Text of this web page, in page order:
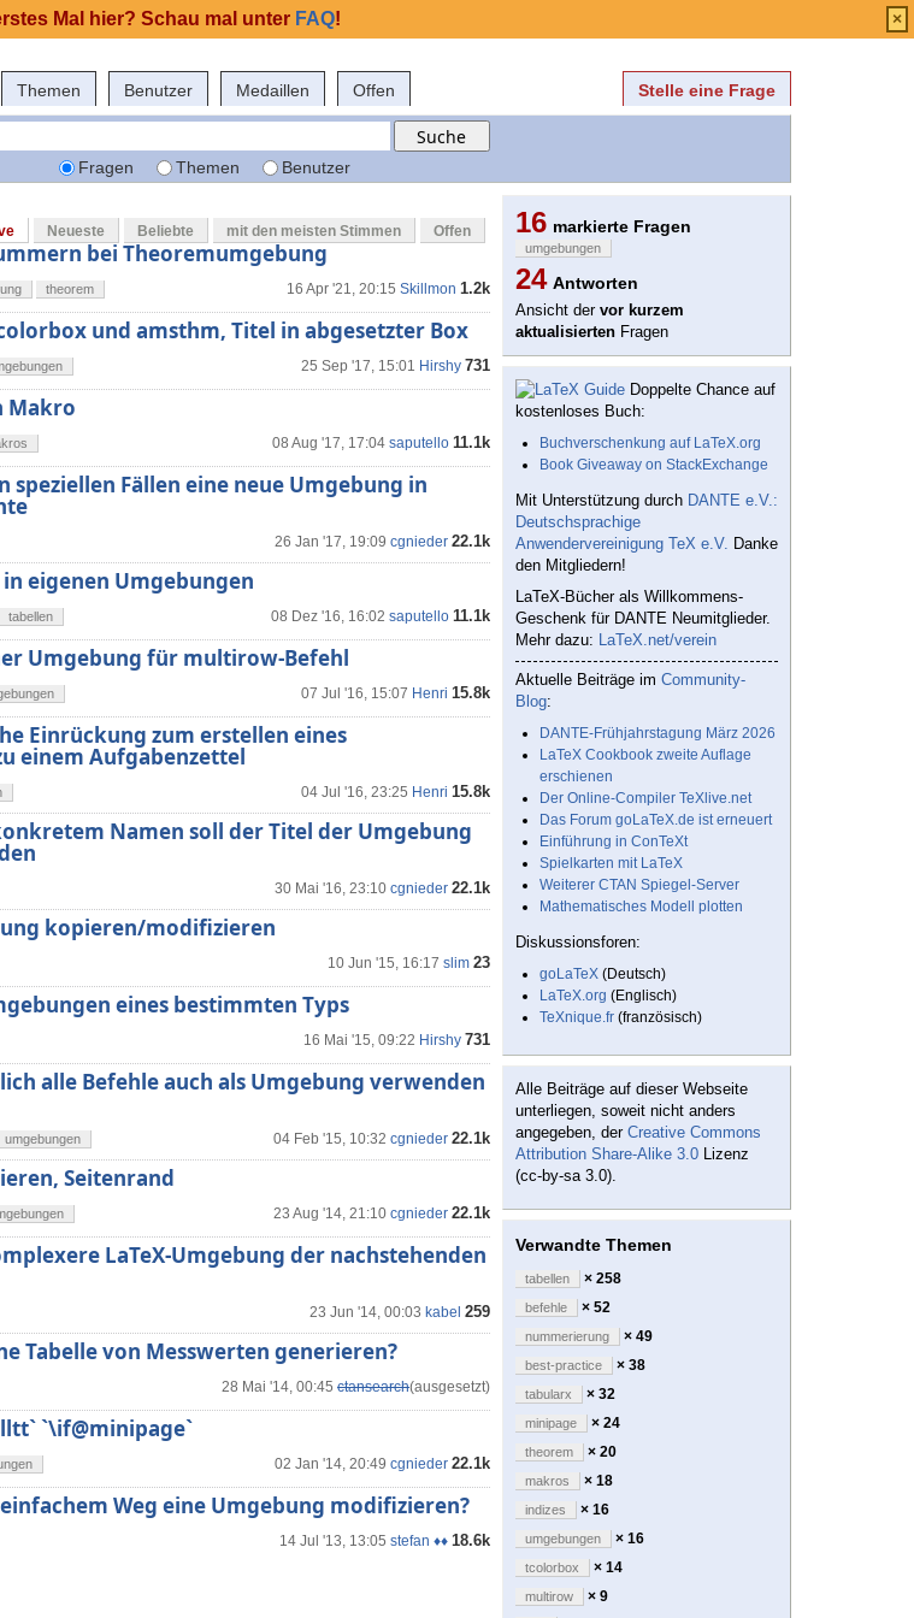
Themen Benutzer Medaillen Offen Stelle eine Frage
Fragen Themen Benutzer
Neueste Beliebte mit den meisten Stimmen Offen
bei Theoremumgebung
16 Apr '21, 20:15 Skillmon 1.2k
theorem
und amsthm, Titel in abgesetzter Box
25 Sep '17, 15:01 Hirshy 731
Makro
08 Aug '17, 17:04 saputello 11.1k
speziellen Fällen eine neue Umgebung in
26 Jan '17, 19:09 cgnieder 22.1k
eigenen Umgebungen
08 Dez '16, 16:02 saputello 11.1k
tabellen
Umgebung für multirow-Befehl
07 Jul '16, 15:07 Henri 15.8k
Einrückung zum erstellen eines
einem Aufgabenzettel
04 Jul '16, 23:25 Henri 15.8k
Namen soll der Titel der Umgebung
30 Mai '16, 23:10 cgnieder 22.1k
kopieren/modifizieren
10 Jun '15, 16:17 slim 23
eines bestimmten Typs
16 Mai '15, 09:22 Hirshy 731
alle Befehle auch als Umgebung verwenden
04 Feb '15, 10:32 cgnieder 22.1k
umgebungen
Seitenrand
23 Aug '14, 21:10 cgnieder 22.1k
LaTeX-Umgebung der nachstehenden
23 Jun '14, 00:03 kabel 259
Tabelle von Messwerten generieren?
28 Mai '14, 00:45 ctansearch(ausgesetzt)
`\if@minipage`
02 Jan '14, 20:49 cgnieder 22.1k
Weg eine Umgebung modifizieren?
14 Jul '13, 13:05 stefan ♦♦ 18.6k
16 markierte Fragen
umgebungen
24 Antworten
Ansicht der vor kurzem
aktualisierten Fragen
Doppelte Chance auf
kostenloses Buch:
Buchverschenkung auf LaTeX.org
Book Giveaway on StackExchange
Mit Unterstützung durch DANTE e.V.:
Deutschsprachige
Anwendervereinigung TeX e.V. Danke
den Mitgliedern!
LaTeX-Bücher als Willkommens-
Geschenk für DANTE Neumitglieder.
Mehr dazu: LaTeX.net/verein
Aktuelle Beiträge im Community-
Blog:
DANTE-Frühjahrstagung März 2026
LaTeX Cookbook zweite Auflage
erschienen
Der Online-Compiler TeXlive.net
Das Forum goLaTeX.de ist erneuert
Einführung in ConTeXt
Spielkarten mit LaTeX
Weiterer CTAN Spiegel-Server
Mathematisches Modell plotten
Diskussionsforen:
goLaTeX (Deutsch)
LaTeX.org (Englisch)
TeXnique.fr (französisch)
Alle Beiträge auf dieser Webseite
unterliegen, soweit nicht anders
angegeben, der Creative Commons
Attribution Share-Alike 3.0 Lizenz
(cc-by-sa 3.0).
Verwandte Themen
tabellen × 258
befehle × 52
nummerierung × 49
best-practice × 38
tabularx × 32
minipage × 24
theorem × 20
makros × 18
indizes × 16
umgebungen × 16
tcolorbox × 14
multirow
× 9
Mal hier? Schau mal unter FAQ! ×